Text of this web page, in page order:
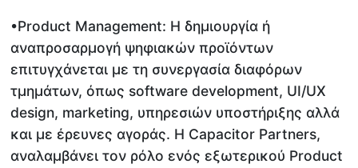
•Product Management: Η δημιουργία ή
αναπροσαρμογή ψηφιακών προϊόντων
επιτυγχάνεται με τη συνεργασία διαφόρων
τμημάτων, όπως software development, UI/UX
design, marketing, υπηρεσιών υποστήριξης αλλά
και με έρευνες αγοράς. Η Capacitor Partners,
αναλαμβάνει τον ρόλο ενός εξωτερικού Product